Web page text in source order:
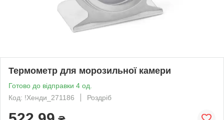
Термометр для морозильної камери
Готово до відправки 4 од.
Код: !Хенди_271186
Роздріб